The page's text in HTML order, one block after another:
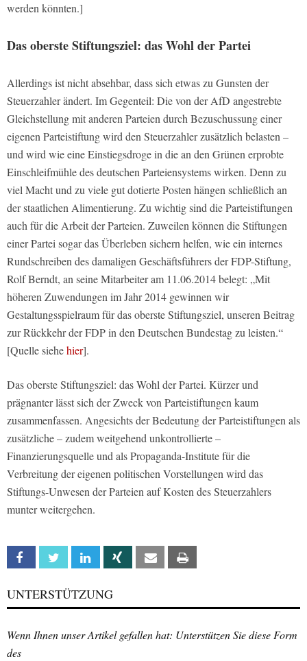
werden könnten.]
Das oberste Stiftungsziel: das Wohl der Partei
Allerdings ist nicht absehbar, dass sich etwas zu Gunsten der
Steuerzahler ändert. Im Gegenteil: Die von der AfD angestrebte
Gleichstellung mit anderen Parteien durch Bezuschussung einer
eigenen Parteistiftung wird den Steuerzahler zusätzlich belasten –
und wird wie eine Einstiegsdroge in die an den Grünen erprobte
Einschleifmühle des deutschen Parteiensystems wirken. Denn zu
viel Macht und zu viele gut dotierte Posten hängen schließlich an
der staatlichen Alimentierung. Zu wichtig sind die Parteistiftungen
auch für die Arbeit der Parteien. Zuweilen können die Stiftungen
einer Partei sogar das Überleben sichern helfen, wie ein internes
Rundschreiben des damaligen Geschäftsführers der FDP-Stiftung,
Rolf Berndt, an seine Mitarbeiter am 11.06.2014 belegt: „Mit
höheren Zuwendungen im Jahr 2014 gewinnen wir
Gestaltungsspielraum für das oberste Stiftungsziel, unseren Beitrag
zur Rückkehr der FDP in den Deutschen Bundestag zu leisten.“
[Quelle siehehier].
Das oberste Stiftungsziel: das Wohl der Partei. Kürzer und
prägnanter lässt sich der Zweck von Parteistiftungen kaum
zusammenfassen. Angesichts der Bedeutung der Parteistiftungen als
zusätzliche – zudem weitgehend unkontrollierte –
Finanzierungsquelle und als Propaganda-Institute für die
Verbreitung der eigenen politischen Vorstellungen wird das
Stiftungs-Unwesen der Parteien auf Kosten des Steuerzahlers
munter weitergehen.
Facebook Twitter Linkedin Xing Email
UNTERSTÜTZUNG
Wenn Ihnen unser Artikel gefallen hat: Unterstützen Sie diese Form
des